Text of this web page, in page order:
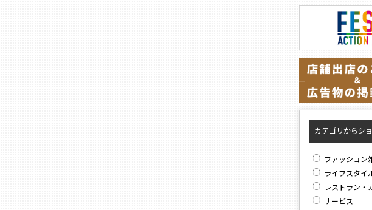
カテゴリからシ
ファッション
ライフスタイ
レストラン・
サービス